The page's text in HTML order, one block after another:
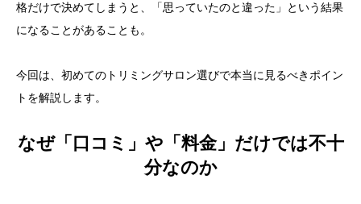
格だけで決めてしまうと、「思っていたのと違った」という結果
になることがあることも。
今回は、初めてのトリミングサロン選びで本当に見るべきポイン
トを解説します。
なぜ「口コミ」や「料金」だけでは不十
分なのか